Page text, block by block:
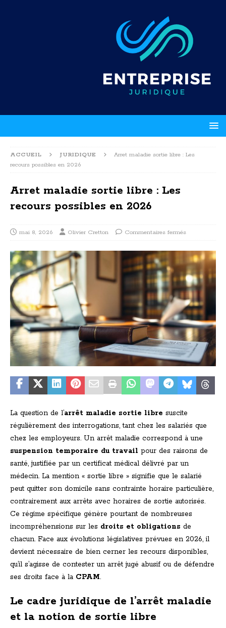
ACCUEIL JURIDIQUE
Arret maladie sortie libre : Les
recours possibles en 2026
Arret maladie sortie libre : Les
recours possibles en 2026
mai 8, 2026 Olivier Cretton Commentaires fermés
La question de l’arrêt maladie sortie libre suscite
régulièrement des interrogations, tant chez les salariés que
chez les employeurs. Un arrêt maladie correspond à une
suspension temporaire du travail pour des raisons de
santé, justifiée par un certificat médical délivré par un
médecin. La mention « sortie libre » signifie que le salarié
peut quitter son domicile sans contrainte horaire particulière,
contrairement aux arrêts avec horaires de sortie autorisés.
Ce régime spécifique génère pourtant de nombreuses
incompréhensions sur les droits et obligations de
chacun. Face aux évolutions législatives prévues en 2026, il
devient nécessaire de bien cerner les recours disponibles,
qu’il s’agisse de contester un arrêt jugé abusif ou de défendre
ses droits face à la CPAM.
Le cadre juridique de l’arrêt maladie
et la notion de sortie libre